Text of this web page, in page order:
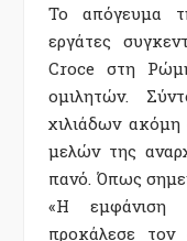
Το απόγευμα
εργάτες
Croce στη
ομιλητών.
χιλιάδων
μελών της
πανό. Όπως
«Η εμφάνιση
προκάλεσε